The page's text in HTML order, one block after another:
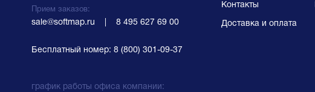
Прием заказов:
sale@softmap.ru 8 495 627 69 00
Бесплатный номер: 8 (800) 301-09-37
график работы офиса компании:
Контакты
Доставка и оплата